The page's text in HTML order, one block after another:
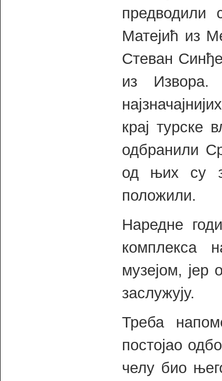
предводили
Матејић из
Стеван
из Извора.
крај турске
одбранили
од њих су
положили.
Наредне
комплекса
музејом, јер
заслужују.
Треба
постојао
челу био